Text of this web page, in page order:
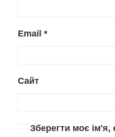
Email *
Сайт
Зберегти моє ім'я,